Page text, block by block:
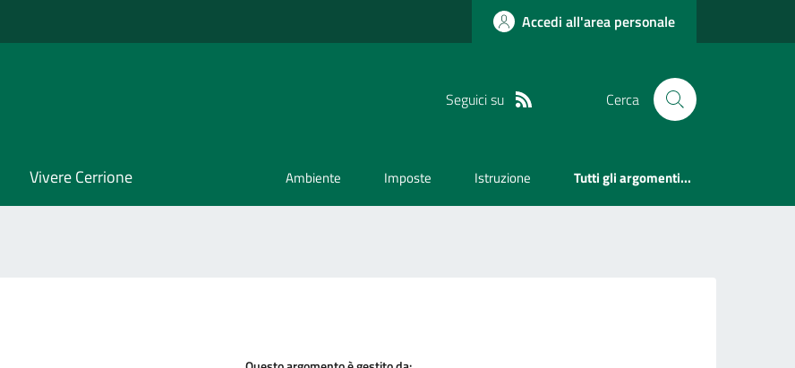
Accedi all'area personale
Seguici su Cerca
Vivere Cerrione Ambiente Imposte Istruzione Tutti gli argomenti...